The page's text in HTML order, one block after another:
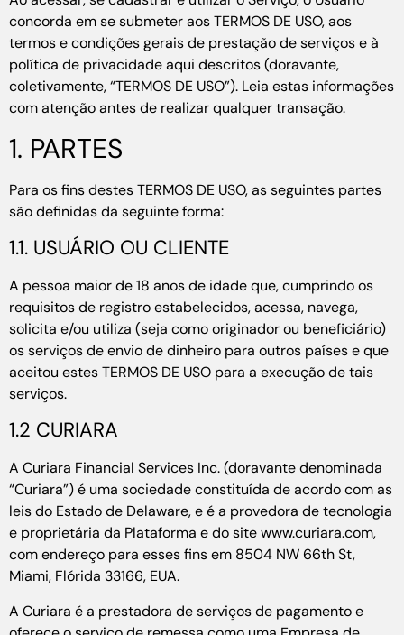
concorda em se submeter aos TERMOS DE USO, aos
termos e condições gerais de prestação de serviços e à
política de privacidade aqui descritos (doravante,
coletivamente, “TERMOS DE USO”). Leia estas informações
com atenção antes de realizar qualquer transação.
1. PARTES
Para os fins destes TERMOS DE USO, as seguintes partes
são definidas da seguinte forma:
1.1. USUÁRIO OU CLIENTE
A pessoa maior de 18 anos de idade que, cumprindo os
requisitos de registro estabelecidos, acessa, navega,
solicita e/ou utiliza (seja como originador ou beneficiário)
os serviços de envio de dinheiro para outros países e que
aceitou estes TERMOS DE USO para a execução de tais
serviços.
1.2 CURIARA
A Curiara Financial Services Inc. (doravante denominada
“Curiara”) é uma sociedade constituída de acordo com as
leis do Estado de Delaware, e é a provedora de tecnologia
e proprietária da Plataforma e do site www.curiara.com,
com endereço para esses fins em 8504 NW 66th St,
Miami, Flórida 33166, EUA.
A Curiara é a prestadora de serviços de pagamento e